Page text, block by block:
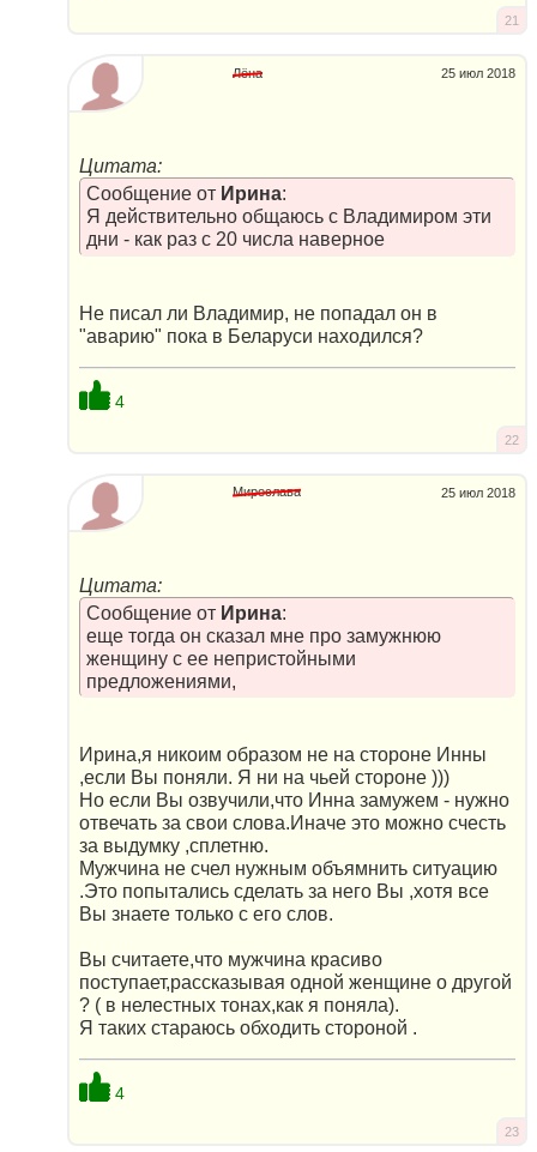
21
25 июл 2018
Лёна
Цитата:
Сообщение от Ирина:
Я действительно общаюсь с Владимиром эти
дни - как раз с 20 числа наверное
Не писал ли Владимир, не попадал он в
"аварию" пока в Беларуси находился?
4
22
25 июл 2018
Мирослава
Цитата:
Сообщение от Ирина:
еще тогда он сказал мне про замужнюю
женщину с ее непристойными
предложениями,
Ирина,я никоим образом не на стороне Инны
,если Вы поняли. Я ни на чьей стороне )))
Но если Вы озвучили,что Инна замужем - нужно
отвечать за свои слова.Иначе это можно счесть
за выдумку ,сплетню.
Мужчина не счел нужным объямнить ситуацию
.Это попытались сделать за него Вы ,хотя все
Вы знаете только с его слов.
Вы считаете,что мужчина красиво
поступает,рассказывая одной женщине о другой
? ( в нелестных тонах,как я поняла).
Я таких стараюсь обходить стороной .
4
23